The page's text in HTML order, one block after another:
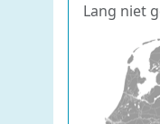
Lang niet